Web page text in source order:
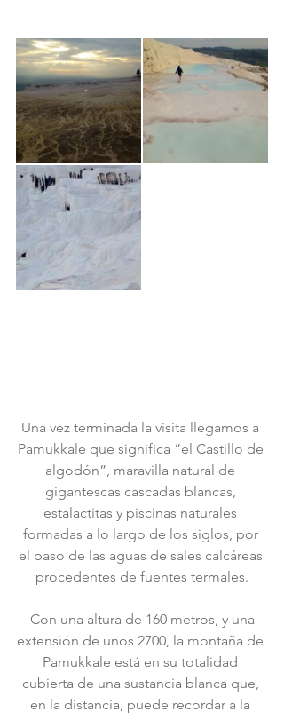
Una vez terminada la visita llegamos a
Pamukkale que significa “el Castillo de
algodón”, maravilla natural de
gigantescas cascadas blancas,
estalactitas y piscinas naturales
formadas a lo largo de los siglos, por
el paso de las aguas de sales calcáreas
procedentes de fuentes termales.
extensión de unos 2700, la montaña de
Pamukkale está en su totalidad
cubierta de una sustancia blanca que,
en la distancia, puede recordar a la